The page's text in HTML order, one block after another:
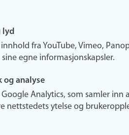
lyd
fra YouTube, Vimeo,
egne informasjonskapsler.
og analyse
Analytics, som samler inn
nettstedets ytelse og